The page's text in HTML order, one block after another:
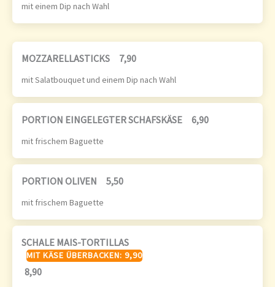
mit einem Dip nach Wahl
MOZZARELLASTICKS 7,90
mit Salatbouquet und einem Dip nach Wahl
PORTION EINGELEGTER SCHAFSKÄSE 6,90
mit frischem Baguette
PORTION OLIVEN 5,50
mit frischem Baguette
SCHALE MAIS-TORTILLAS
MIT KÄSE ÜBERBACKEN: 9,90
8,90